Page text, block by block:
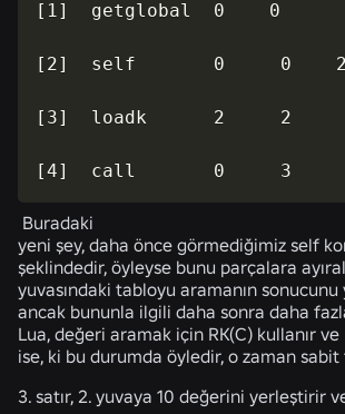
[1]  getglobal  0    0
[2]  self       0     0
[3]  loadk      2     2
[4]  call       0     3
Buradaki
yeni şey, daha önce görmediğimiz self
şeklindedir, öyleyse bunu parçalara
yuvasındaki tabloyu aramanın sonucunu
ancak bununla ilgili daha sonra daha
Lua, değeri aramak için RK(C) kullanır
ise, ki bu durumda öyledir, o zaman
3. satır, 2. yuvaya 10 değerini yerleştirir